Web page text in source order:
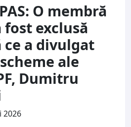
O membră
exclusă
ce a divulgat
ale
Dumitru
2026